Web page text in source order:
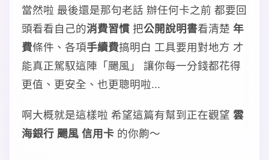
當然啦 最後還是那句老話 辦任何卡之前 都要回
頭看看自己的消費習慣 把公開說明書看清楚 年
費條件、各項手續費搞明白 工具要用對地方 才
能真正駕馭這陣「颺風」 讓你每一分錢都花得
更值、更安全、也更聰明啦...
啊大概就是這樣啦 希望這篇有幫到正在觀望 雲
海銀行 颺風 信用卡 的你齁～